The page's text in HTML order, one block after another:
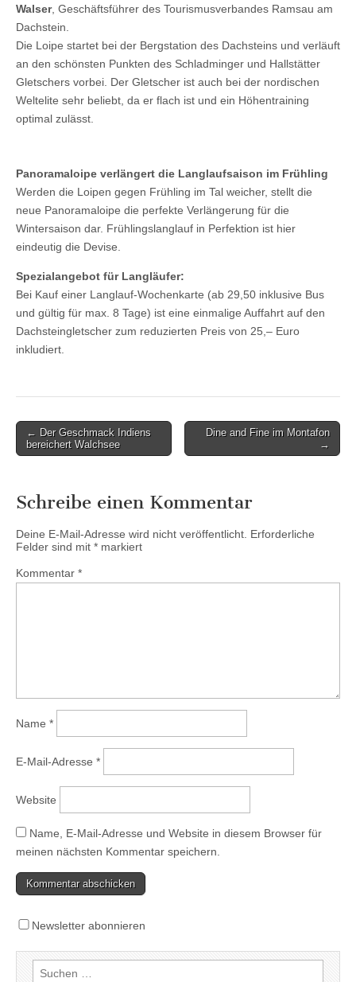
Walser, Geschäftsführer des Tourismusverbandes Ramsau am
Dachstein.
Die Loipe startet bei der Bergstation des Dachsteins und verläuft
an den schönsten Punkten des Schladminger und Hallstätter
Gletschers vorbei. Der Gletscher ist auch bei der nordischen
Weltelite sehr beliebt, da er flach ist und ein Höhentraining
optimal zulässt.
Panoramaloipe verlängert die Langlaufsaison im Frühling
Werden die Loipen gegen Frühling im Tal weicher, stellt die
neue Panoramaloipe die perfekte Verlängerung für die
Wintersaison dar. Frühlingslanglauf in Perfektion ist hier
eindeutig die Devise.
Spezialangebot für Langläufer:
Bei Kauf einer Langlauf-Wochenkarte (ab 29,50 inklusive Bus
und gültig für max. 8 Tage) ist eine einmalige Auffahrt auf den
Dachsteingletscher zum reduzierten Preis von 25,– Euro
inkludiert.
Post
navigation
← Der Geschmack Indiens
bereichert Walchsee
Dine and Fine im Montafon
→
Schreibe einen Kommentar
Deine E-Mail-Adresse wird nicht veröffentlicht. Erforderliche
Felder sind mit * markiert
Kommentar *
Name *
E-Mail-Adresse *
Website
Name, E-Mail-Adresse und Website in diesem Browser für
meinen nächsten Kommentar speichern.
Newsletter abonnieren
Suchen